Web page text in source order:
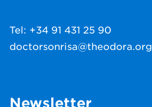
Tel: +34 91 431 25 90
doctorsonrisa@theodora.org
Newsletter